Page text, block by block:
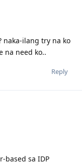
naka-ilang try na ko
na need ko..
Reply
based sa IDP